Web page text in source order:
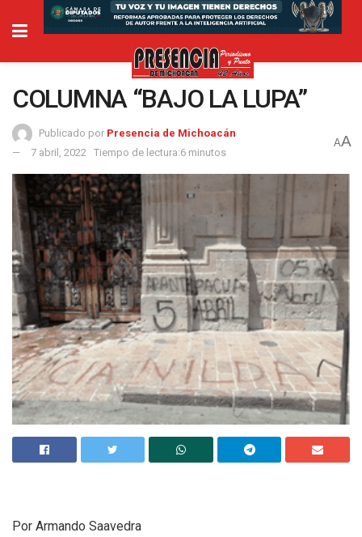
COLUMNA “BAJO LA LUPA”
Publicado por Presencia de Michoacán
7 abril, 2022
Tiempo de lectura:6 minutos
AA
Por Armando Saavedra